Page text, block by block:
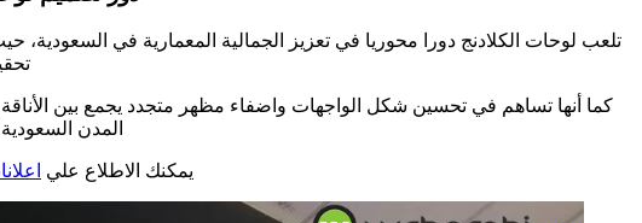
تلعب لوحات الكلادنج دورا محوريا في تعزيز الجمالية المعمارية في السعودية،
كما أنها تساهم في تحسين شكل الواجهات واضفاء مظهر متجدد يجمع بين الأناقة
المدن
يمكنك الاطلاع علي